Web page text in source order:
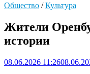
Общество /Культура
Жители
истории
08.06.2026 11:26